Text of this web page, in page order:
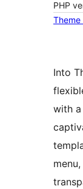
PHP
Into
with